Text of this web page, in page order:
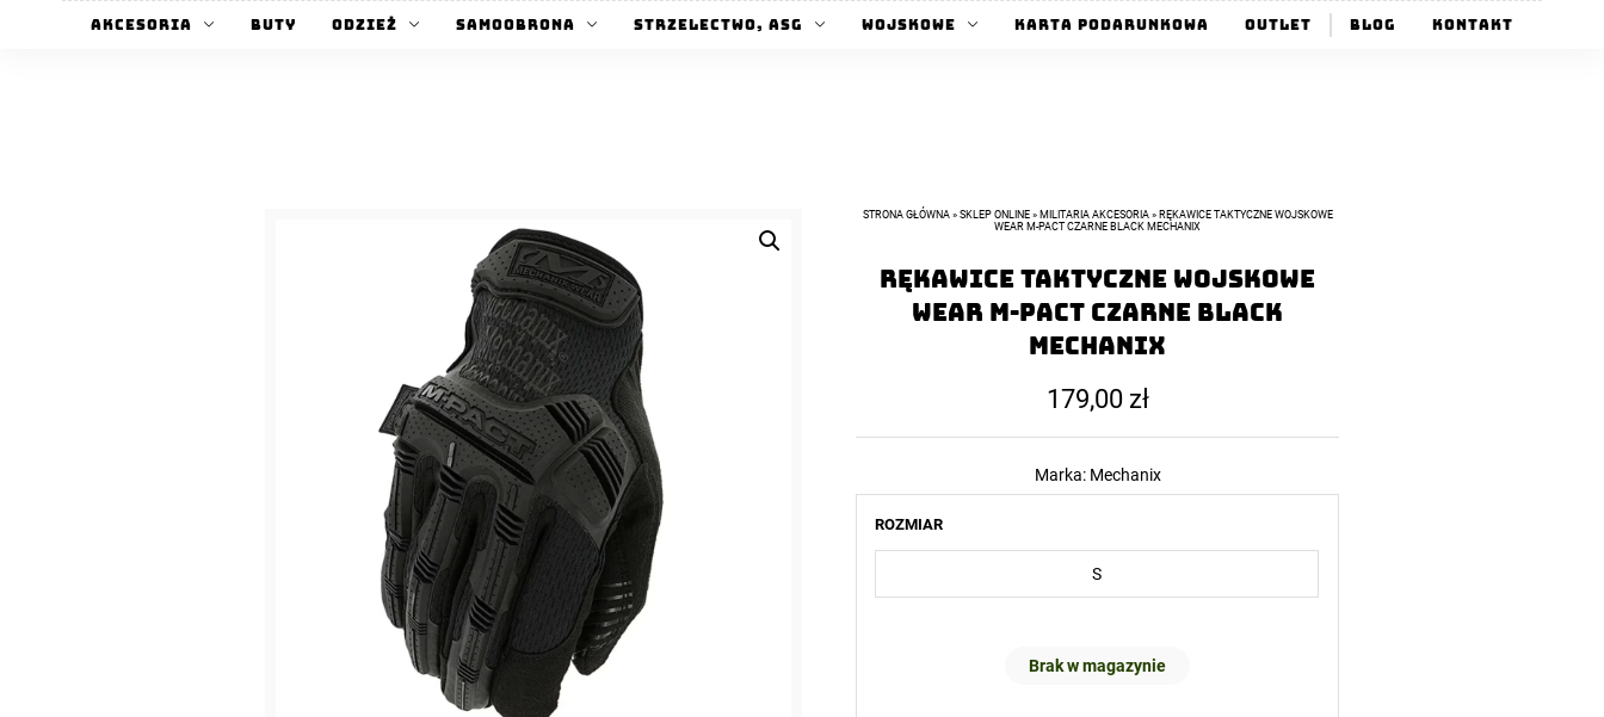
Akcesoria Buty Odzież Samoobrona Strzelectwo, ASG Wojskowe Karta Podarunkowa Outlet Blog Kontakt
STRONA GŁÓWNA» SKLEP ONLINE» MILITARIA AKCESORIA» RĘKAWICE TAKTYCZNE WOJSKOWE
WEAR M-PACT CZARNE BLACK MECHANIX
Rękawice taktyczne wojskowe
Wear M-Pact Czarne Black
Mechanix
179,00 zł
Marka: Mechanix
ROZMIAR
Brak w magazynie